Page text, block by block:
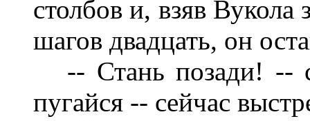
столбов и, взяв Вукола
шагов двадцать, он
-- Стань позади! --
пугайся -- сейчас